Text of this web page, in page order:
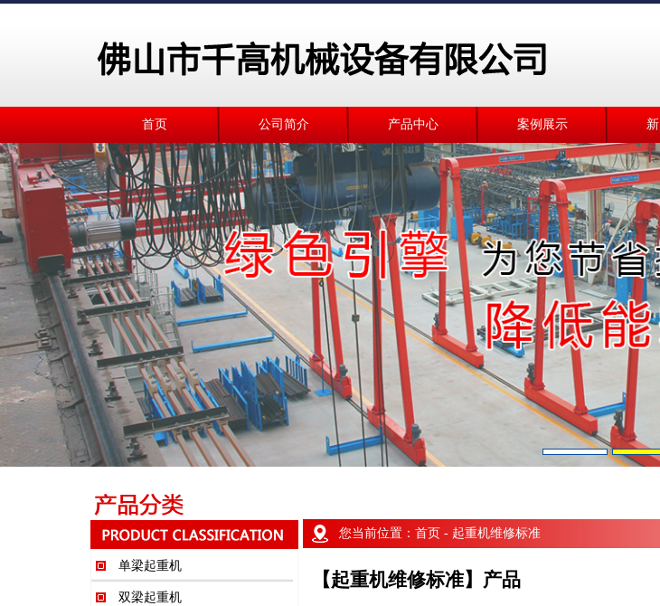
首页 公司简介 产品中心 案例展示
单梁起重机
双梁起重机
您当前位置： 首页 - 起重机维修标准
【起重机维修标准】产品